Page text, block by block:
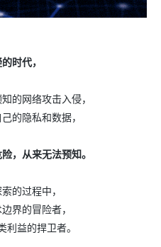
时代，
的网络攻击入侵，
的隐私和数据，
，从来无法预知。
的过程中，
界的冒险者，
利益的捍卫者。